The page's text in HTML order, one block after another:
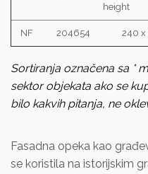
height
NF 204654 240 x
Sortiranja označena sa *
sektor objekata ako se
bilo kakvih pitanja, ne
Fasadna opeka kao
se koristila na istorijskim